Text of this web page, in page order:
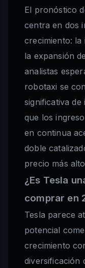
El pronóstico
centra en dos
crecimiento:
la expansión
analistas
robotaxi se
significativa
que los
en continua
doble
precio más
¿Es Tesla
comprar en
Tesla parece
potencial
crecimiento
diversificación